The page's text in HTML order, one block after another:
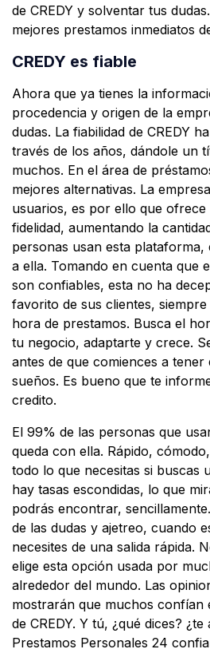
de CREDY y solventar tus
mejores prestamos inmediatos
CREDY es fiable
Ahora que ya tienes la
procedencia y origen de la
dudas. La fiabilidad de CREDY
través de los años, dándole un
muchos. En el área de
mejores alternativas. La
usuarios, es por ello que
fidelidad, aumentando la
personas usan esta plataforma,
a ella. Tomando en cuenta que
son confiables, esta no ha
favorito de sus clientes,
hora de prestamos. Busca el
tu negocio, adaptarte y crece.
antes de que comiences a tener
sueños. Es bueno que te
credito.
El 99% de las personas que
queda con ella. Rápido,
todo lo que necesitas si buscas
hay tasas escondidas, lo que
podrás encontrar,
de las dudas y ajetreo, cuando
necesites de una salida rápida.
elige esta opción usada por
alrededor del mundo. Las
mostrarán que muchos confían
de CREDY. Y tú, ¿qué dices? ¿te
Prestamos Personales 24